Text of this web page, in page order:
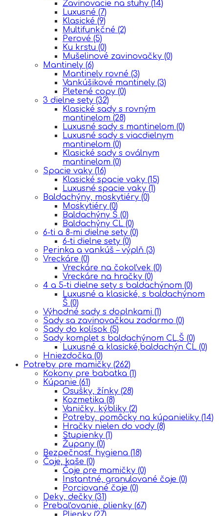
Zavinovacie na stuhy (14)
Luxusné (7)
Klasické (9)
Multifunkčné (2)
Perové (5)
Ku krstu (0)
Mušelinové zavinovačky (0)
Mantinely (6)
Mantinely rovné (3)
Vankúšikové mantinely (3)
Pletené copy (0)
3 dielne sety (32)
Klasické sady s rovným
mantinelom (28)
Luxusné sady s mantinelom (0)
Luxusné sady s viacdielnym
mantinelom (0)
Klasické sady s oválnym
mantinelom (0)
Spacie vaky (16)
Klasické spacie vaky (15)
Luxusné spacie vaky (1)
Baldachýny, moskytiéry (0)
Moskytiéry (0)
Baldachýny Š (0)
Baldachýny CL (0)
6-ti a 8-mi dielne sety (0)
6-ti dielne sety (0)
Perinka a vankúš – výplň (3)
Vreckáre (0)
Vreckáre na čokoľvek (0)
Vreckáre na hračky (0)
4 a 5-ti dielne sety s baldachýnom (0)
Luxusné a klasické, s baldachýnom
Š (0)
Výhodné sady s doplnkami (1)
Sady sa zavinovačkou zadarmo (0)
Sady do kolísok (5)
Sady komplet s baldachýnom CL,Š (0)
Luxusné a klasické,baldachýn CL (0)
Hniezdočka (0)
Potreby pre mamičky (262)
Kokony pre babatka (1)
Kúpanie (61)
Osušky, žínky (28)
Kozmetika (8)
Vaničky, kýbliky (2)
Potreby, pomôcky na kúpanieliky (14)
Hračky nielen do vody (8)
Stupienky (1)
Župany (0)
Bezpečnosť, hygiena (18)
Čaje, kaše (0)
Čaje pre mamičky (0)
Instantné, granulované čaje (0)
Porciované čaje (0)
Deky, dečky (31)
Prebaľovanie, plienky (67)